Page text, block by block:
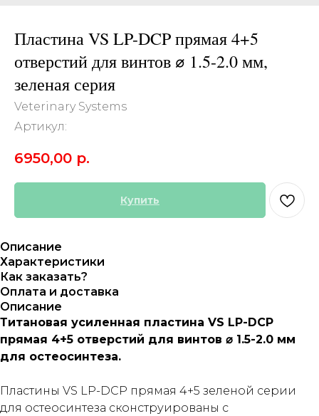
Пластина VS LP-DCP прямая 4+5
отверстий для винтов ⌀​ 1.5-2.0 мм,
зеленая серия
Veterinary Systems
Артикул:
6950,00 р.
Купить
Описание
Характеристики
Как заказать?
Оплата и доставка
Описание
Титановая усиленная пластина VS LP-DCP
прямая 4+5 отверстий для винтов ⌀​ 1.5-2.0 мм
для остеосинтеза.
Пластины VS LP-DCP прямая 4+5 зеленой серии
для остеосинтеза сконструированы с